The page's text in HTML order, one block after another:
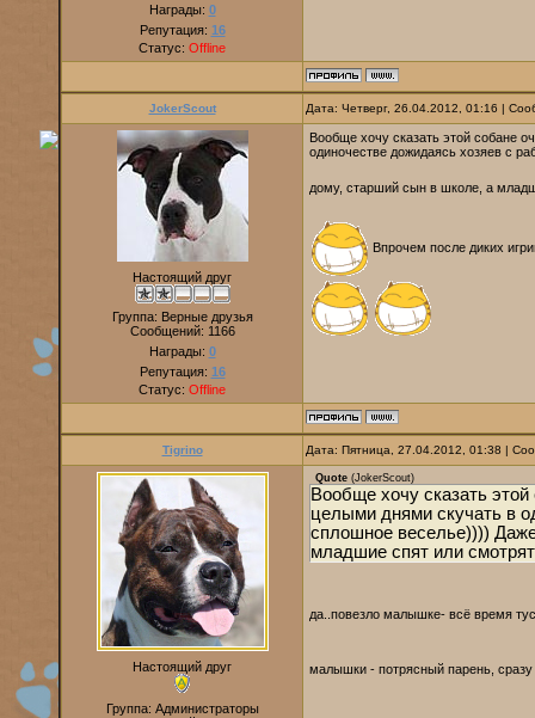
Награды: 0
Репутация: 16
Статус: Offline
JokerScout Дата: Четверг, 26.04.2012, 01:16 |
Настоящий друг
Группа: Верные друзья
Сообщений: 1166
Награды: 0
Репутация: 16
Статус: Offline
Вообще хочу сказать этой собане
одиночестве дожидаясь хозяев с
дому, старший сын в школе, а
Впрочем после диких
Tigrino Дата: Пятница, 27.04.2012, 01:38 |
Настоящий друг
Группа: Администраторы
Quote (JokerScout)
Вообще хочу сказать
целыми днями скучать в
сплошное веселье))))
младшие спят или
да..повезло малышке- всё время
малышки - потрясный парень, сразу